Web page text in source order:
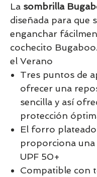
La sombrilla
diseñada para que
enganchar
cochecito
el Verano
Tres puntos de
ofrecer una
sencilla y así
protección
El forro plateado
proporciona
UPF 50+
Compatible con